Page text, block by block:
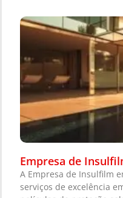
Empresa de
A Empresa de Insulfilm
serviços de excelência